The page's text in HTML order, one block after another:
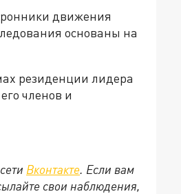
движения
основаны на
резиденции лидера
членов и
Вконтакте. Если вам
свои наблюдения,